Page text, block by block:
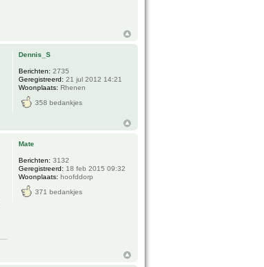
Dennis_S
Berichten: 2735
Geregistreerd: 21 jul 2012 14:21
Woonplaats: Rhenen
358 bedankjes
Mate
Berichten: 3132
Geregistreerd: 18 feb 2015 09:32
Woonplaats: hoofddorp
371 bedankjes